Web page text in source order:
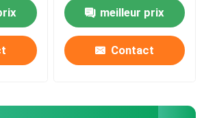
meilleur prix
Contact